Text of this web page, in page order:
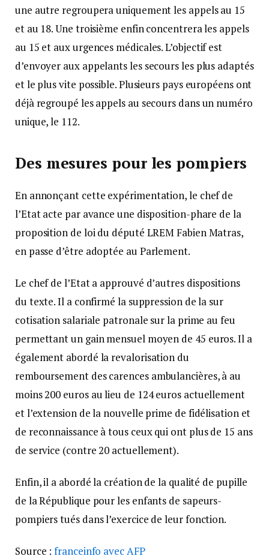
une autre regroupera uniquement les appels au 15
et au 18. Une troisième enfin concentrera les appels
au 15 et aux urgences médicales. L’objectif est
d’envoyer aux appelants les secours les plus adaptés
et le plus vite possible. Plusieurs pays européens ont
déjà regroupé les appels au secours dans un numéro
unique, le 112.
Des mesures pour les pompiers
En annonçant cette expérimentation, le chef de
l’Etat acte par avance une disposition-phare de la
proposition de loi du député LREM Fabien Matras,
en passe d’être adoptée au Parlement.
Le chef de l’Etat a approuvé d’autres dispositions
du texte. Il a confirmé la suppression de la sur
cotisation salariale patronale sur la prime au feu
permettant un gain mensuel moyen de 45 euros. Il a
également abordé la revalorisation du
remboursement des carences ambulancières, à au
moins 200 euros au lieu de 124 euros actuellement
et l’extension de la nouvelle prime de fidélisation et
de reconnaissance à tous ceux qui ont plus de 15 ans
de service (contre 20 actuellement).
Enfin, il a abordé la création de la qualité de pupille
de la République pour les enfants de sapeurs-
pompiers tués dans l’exercice de leur fonction.
Source :franceinfo avec AFP